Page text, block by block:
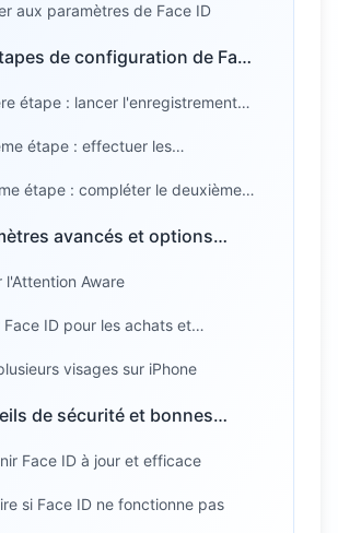
aux paramètres de Face ID
de configuration de Face
étape : lancer l'enregistrement
étape : effectuer les
étape : compléter le deuxième
avancés et options
l'Attention Aware
Face ID pour les achats et
visages sur iPhone
de sécurité et bonnes
Face ID à jour et efficace
si Face ID ne fonctionne pas